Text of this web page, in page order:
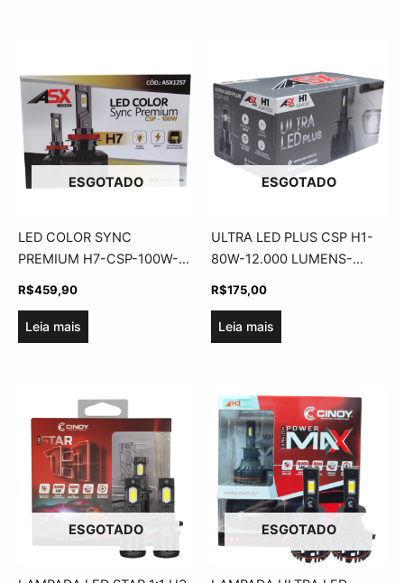
ESGOTADO
LED COLOR SYNC
PREMIUM H7-CSP-100W-
ASX
R$459,90
Leia mais
ESGOTADO
ULTRA LED PLUS CSP H1-
80W-12.000 LUMENS-
BIVOLT-ASX
R$175,00
Leia mais
ESGOTADO ESGOTADO